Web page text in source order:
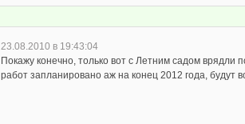
23.08.2010 в 19:43:04
Покажу конечно, только вот с Летним садом врядли
работ запланировано аж на конец 2012 года, будут